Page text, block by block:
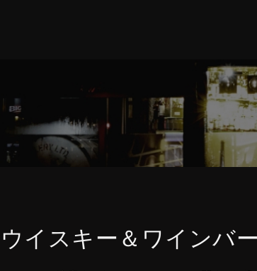
ウイスキー＆ワインバ